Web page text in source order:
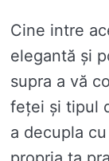
Cine intre
elegantă și
supra a vă
feței și tipul
a decupla